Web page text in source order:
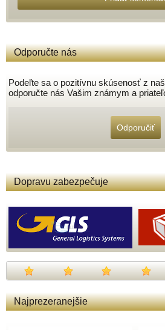
Dopravu zabezpečuje
Najprezeranejšie
Odporučte nás
Podeľte sa o pozitívnu skúsenosť z
odporučte nás Vašim známym a
Odporučiť